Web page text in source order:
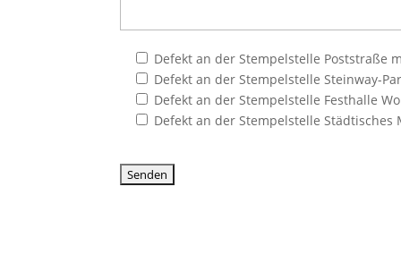
Defekt an der Stempelstelle Poststraße
Defekt an der Stempelstelle Steinway-
Defekt an der Stempelstelle Festhalle
Defekt an der Stempelstelle Städtisches